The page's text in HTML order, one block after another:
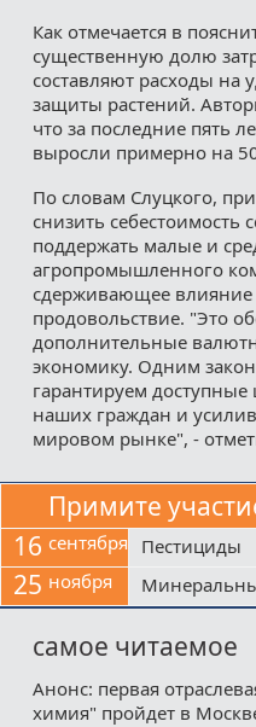
Как отмечается в
существенную долю
составляют расходы на
защиты растений.
что за последние пять
выросли примерно на
По словам Слуцкого,
снизить себестоимость
поддержать малые и
агропромышленного
сдерживающее влияние
продовольствие. "Это
дополнительные
экономику. Одним
гарантируем
наших граждан и
мировом рынке", -
Примите
16 сентября Пестициды
25 ноября
самое читаемое
Анонс: первая
химия" пройдет в